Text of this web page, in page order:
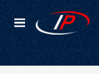
Kateqoriyalar